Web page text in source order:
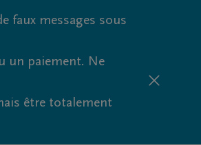
faux messages sous
un paiement. Ne
être totalement